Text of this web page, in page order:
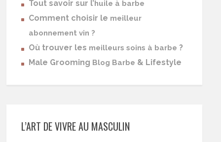
Tout savoir sur l’huile à barbe
Comment choisir le meilleur
abonnement vin ?
Où trouver les meilleurs soins à barbe ?
Male Grooming Blog Barbe & Lifestyle
L’ART DE VIVRE AU MASCULIN